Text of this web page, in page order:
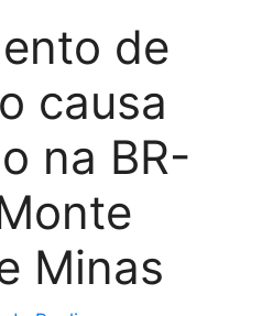
de
causa
na BR-
Minas